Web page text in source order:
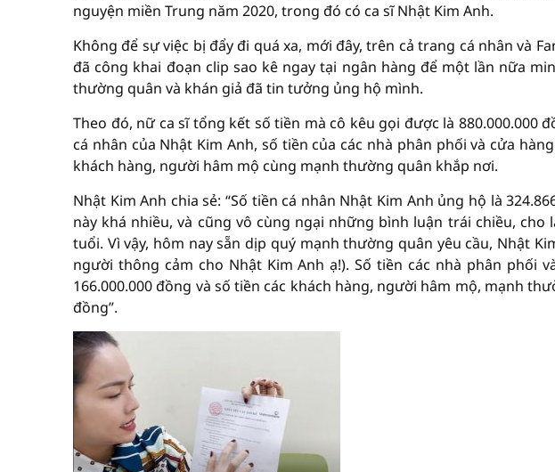
nguyện miền Trung năm 2020, trong đó có ca sĩ Nhật Kim Anh.
Không để sự việc bị đẩy đi quá xa, mới đây, trên cả trang cá nhân và
đã công khai đoạn clip sao kê ngay tại ngân hàng để một lần nữa
thường quân và khán giả đã tin tưởng ủng hộ mình.
Theo đó, nữ ca sĩ tổng kết số tiền mà cô kêu gọi được là 880.000.000
cá nhân của Nhật Kim Anh, số tiền của các nhà phân phối và cửa
khách hàng, người hâm mộ cùng mạnh thường quân khắp nơi.
Nhật Kim Anh chia sẻ: “Số tiền cá nhân Nhật Kim Anh ủng hộ là
này khá nhiều, và cũng vô cùng ngại những bình luận trái chiều,
tuổi. Vì vậy, hôm nay sẵn dịp quý mạnh thường quân yêu cầu, Nhật
người thông cảm cho Nhật Kim Anh ạ!). Số tiền các nhà phân phối
166.000.000 đồng và số tiền các khách hàng, người hâm mộ, mạnh
đồng”.